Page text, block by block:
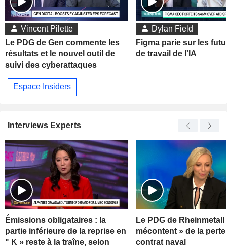
Vincent Pilette
Le PDG de Gen commente les
résultats et le nouvel outil de
suivi des cyberattaques
Dylan Field
Figma parie sur les
de travail de l'IA
Espace Insiders
Interviews Experts
Émissions obligataires : la
partie inférieure de la reprise en
" K » reste à la traîne, selon
Le PDG de
mécontent » de la
contrat naval